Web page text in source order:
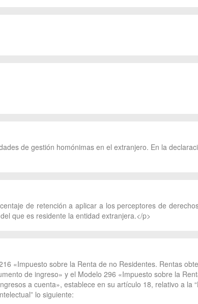
de gestión homónimas en el extranjero. En la
de retención a aplicar a los perceptores de
que es residente la entidad extranjera.</p>
«Impuesto sobre la Renta de no Residentes. Rentas
de ingreso» y el Modelo 296 «Impuesto sobre la
a cuenta», establece en su artículo 18, relativo a la
lo siguiente: